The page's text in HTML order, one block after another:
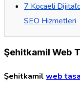
7 Kocaeli
SEO Hizmetleri
Şehitkamil Web
Şehitkamil web